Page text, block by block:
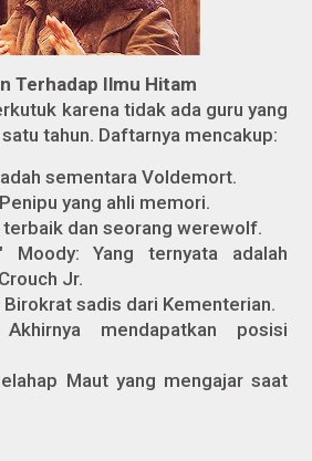
Terhadap Ilmu Hitam
karena tidak ada guru yang
tahun. Daftarnya mencakup:
sementara Voldemort.
yang ahli memori.
terbaik dan seorang werewolf.
Moody: Yang ternyata adalah
Jr.
sadis dari Kementerian.
mendapatkan posisi
Maut yang mengajar saat